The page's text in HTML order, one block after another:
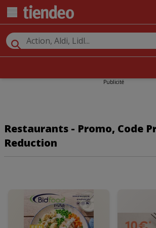
Publicité
Restaurants - Promo, Code
Reduction